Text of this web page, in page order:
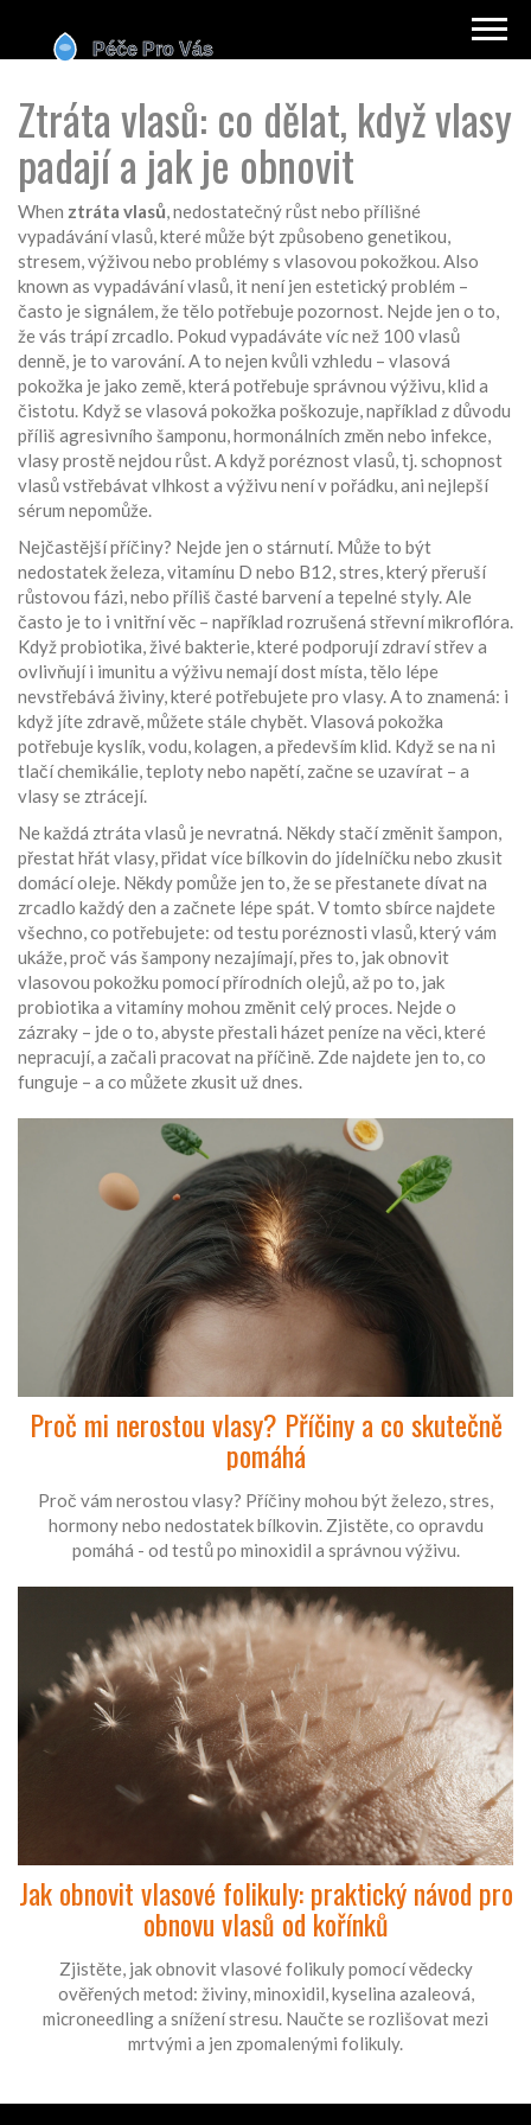
Ztráta vlasů: co dělat, když vlasy
padají a jak je obnovit
When ztráta vlasů,nedostatečný růst nebo přílišné
vypadávání vlasů, které může být způsobeno genetikou,
stresem, výživou nebo problémy s vlasovou pokožkou. Also
known as vypadávání vlasů, itnení jen estetický problém –
často je signálem, že tělo potřebuje pozornost. Nejde jen o to,
že vás trápí zrcadlo. Pokud vypadáváte víc než 100 vlasů
denně, je to varování. A to nejen kvůli vzhledu – vlasová
pokožka je jako země, která potřebuje správnou výživu, klid a
čistotu. Když se vlasová pokožka poškozuje,například z důvodu
příliš agresivního šamponu, hormonálních změn nebo infekce,
vlasy prostě nejdou růst. A kdyžporéznost vlasů,tj. schopnost
vlasů vstřebávat vlhkost a výživu není v pořádku, ani nejlepší
sérum nepomůže.
Nejčastější příčiny? Nejde jen o stárnutí. Může to být
nedostatek železa, vitamínu D nebo B12, stres, který přeruší
růstovou fázi, nebo příliš časté barvení a tepelné styly. Ale
často je to i vnitřní věc – například rozrušená střevní mikroflóra.
Kdyžprobiotika, živé bakterie, které podporují zdraví střev a
ovlivňují i imunitu a výživu nemají dost místa, tělo lépe
nevstřebává živiny, které potřebujete pro vlasy. A to znamená: i
když jíte zdravě, můžete stále chybět. Vlasová pokožka
potřebuje kyslík, vodu, kolagen, a především klid. Když se na ni
tlačí chemikálie, teploty nebo napětí, začne se uzavírat – a
vlasy se ztrácejí.
Ne každá ztráta vlasů je nevratná. Někdy stačí změnit šampon,
přestat hřát vlasy, přidat více bílkovin do jídelníčku nebo zkusit
domácí oleje. Někdy pomůže jen to, že se přestanete dívat na
zrcadlo každý den a začnete lépe spát. V tomto sbírce najdete
všechno, co potřebujete: od testu poréznosti vlasů, který vám
ukáže, proč vás šampony nezajímají, přes to, jak obnovit
vlasovou pokožku pomocí přírodních olejů, až po to, jak
probiotika a vitamíny mohou změnit celý proces. Nejde o
zázraky – jde o to, abyste přestali házet peníze na věci, které
nepracují, a začali pracovat na příčině. Zde najdete jen to, co
funguje – a co můžete zkusit už dnes.
Proč mi nerostou vlasy? Příčiny a co skutečně
pomáhá
Proč vám nerostou vlasy? Příčiny mohou být železo, stres,
hormony nebo nedostatek bílkovin. Zjistěte, co opravdu
pomáhá - od testů po minoxidil a správnou výživu.
Jak obnovit vlasové folikuly: praktický návod pro
obnovu vlasů od kořínků
Zjistěte, jak obnovit vlasové folikuly pomocí vědecky
ověřených metod: živiny, minoxidil, kyselina azaleová,
microneedling a snížení stresu. Naučte se rozlišovat mezi
mrtvými a jen zpomalenými folikuly.